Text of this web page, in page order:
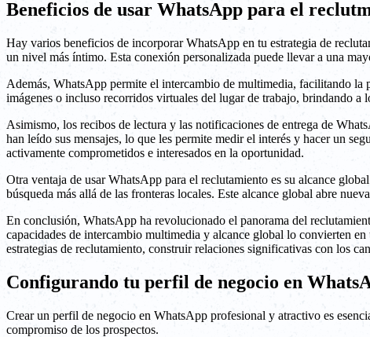
Beneficios de usar WhatsApp para el
Hay varios beneficios de incorporar WhatsApp en tu estrategia de
un nivel más íntimo. Esta conexión personalizada puede llevar a una
Además, WhatsApp permite el intercambio de multimedia, facilitando la
imágenes o incluso recorridos virtuales del lugar de trabajo, brindando a
Asimismo, los recibos de lectura y las notificaciones de entrega de
han leído sus mensajes, lo que les permite medir el interés y hacer un
activamente comprometidos e interesados en la oportunidad.
Otra ventaja de usar WhatsApp para el reclutamiento es su alcance
búsqueda más allá de las fronteras locales. Este alcance global abre
En conclusión, WhatsApp ha revolucionado el panorama del
capacidades de intercambio multimedia y alcance global lo convierten
estrategias de reclutamiento, construir relaciones significativas con los
Configurando tu perfil de negocio en
Crear un perfil de negocio en WhatsApp profesional y atractivo es
compromiso de los prospectos.